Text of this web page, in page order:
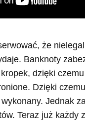
że
Banknoty
dzięki
Dzięki
Jednak
Teraz już każdy